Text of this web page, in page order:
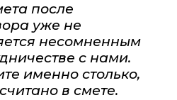
после
уже не
несомненным
с нами.
именно столько,
в смете.